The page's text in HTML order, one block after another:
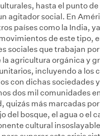
hasta el punto de
agitador social. En
países como la India,
de este tipo,
sociales que trabajan
agricultura orgánica y
incluyendo a los
con dichas sociedades
dos mil comunidades
quizás más marcadas
del bosque, el agua o el
cultural